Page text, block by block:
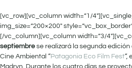
[vc_row][vc_column width=”1/
img_size=”200×200″
[/vc_column][vc_column width=”3/
septiembre se realizará la segunda
Cine Ambiental “Patagonia Eco Film Fest“,